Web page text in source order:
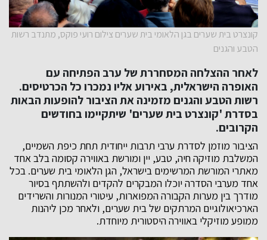
קונצרט בית שערים בגן הלאומי בית שערים צילום רועי פוקס, מתנדב רשות
הטבע והגנים
לאחר ההצלחה המסחררת של ערב הפתיחה עם
האופרה הישראלית, באירוע אליו נמכרו כל הכרטיסים.
רשות הטבע והגנים מזמינה את הציבור להופעות הבאות
בסדרת 'קונצרט בית שערים' שיתקיימו בחודשים
הקרובים.
הציבור מוזמן לסדרת ערבי תרבות ייחודית תחת כיפת השמיים,
המשלבת מוזיקה חיה, טבע, יין ומורשת באווירה קסומה בלב אחד
מאתרי המורשת המרשימים בישראל, הגן הלאומי בית שערים. בכל
אחד מערבי הסדרה יוכלו המבקרים להקדים ולהשתתף בסיור
מודרך בין מערות הקבורה המפוארות, עיטורי המנורות והשרידים
הארכיאולוגיים המרתקים של בית שערים, ולאחר מכן ליהנות
ממופע מוזיקלי באווירה היסטורית מיוחדת.